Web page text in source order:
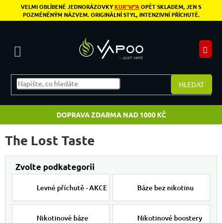
Přejít na obsah
VELMI OBLÍBENÉ JEDNORÁZOVKYKUR"W"AOPĚT SKLADEM, JEN S
POZMĚNĚNÝM NÁZVEM. ORIGINÁLNÍ STYL, INTENZIVNÍ PŘÍCHUTĚ.
HLEDAT
DOPRAVA ZDARMA NAD 1000 KČ
The Lost Taste
Levné příchutě - AKCE Báze bez nikotinu
Nikotinové báze Nikotinové boostery